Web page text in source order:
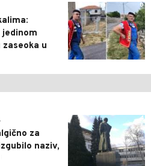
0
u
4
za
naziv,